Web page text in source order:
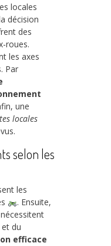
locales
décision
des
roues.
les axes
Par
une
locales
selon les
les
. Ensuite,
du
efficace